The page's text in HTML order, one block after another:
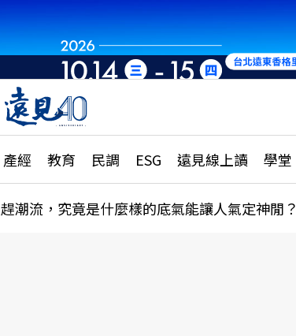
產經 教育 民調 ESG 遠見線上讀 學堂
特輯
大學升學、職涯攻略
縣市施政調查全解析
民調
更多訂閱方案
潮流，究竟是什麼樣的底氣能讓人氣定神閒？